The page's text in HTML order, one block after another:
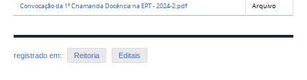
Convocação da 1º Chamanda Docência na EPT - 2024-2.pdf Arquivo
registrado em: Reitoria Editais